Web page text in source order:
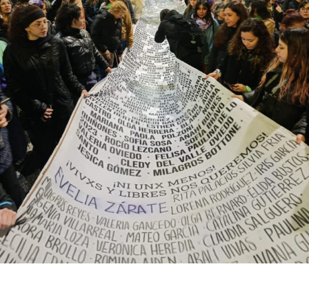
resisten otra avanzada sobre un territorio en disputa.
Por Francisco Pandolfi